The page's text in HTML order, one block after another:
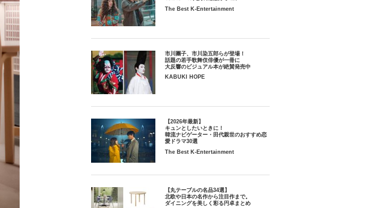
The Best K-Entertainment
市川團子、市川染五郎らが登場！
話題の若手歌舞伎俳優が一冊に
大反響のビジュアル本が絶賛発売中
KABUKI HOPE
【2026年最新】
キュンとしたいときに！
韓流ナビゲーター・田代親世のおすすめ恋
愛ドラマ30選
The Best K-Entertainment
【丸テーブルの名品34選】
北欧や日本の名作から注目作まで。
ダイニングを美しく彩る円卓まとめ